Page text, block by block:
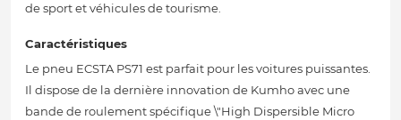
de sport et véhicules de tourisme.
Caractéristiques
Le pneu ECSTA PS71 est parfait pour les voitures puissantes.
Il dispose de la dernière innovation de Kumho avec une
bande de roulement spécifique \"High Dispersible Micro